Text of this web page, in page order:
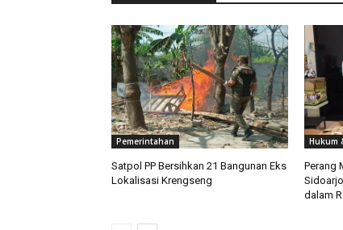
Pemerintahan
Satpol PP Bersihkan 21 Bangunan Eks
Lokalisasi Krengseng
Hukum
Perang
dalam